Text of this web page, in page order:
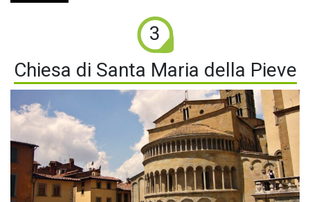
3
Chiesa di Santa Maria della Pieve